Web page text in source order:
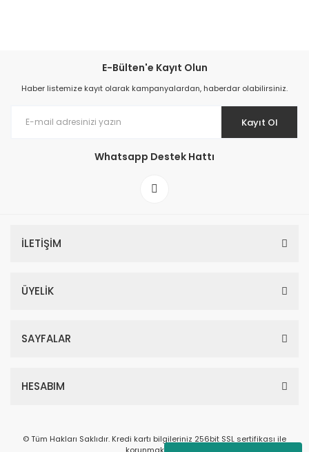
E-Bülten'e Kayıt Olun
Haber listemize kayıt olarak kampanyalardan, haberdar olabilirsiniz.
Kayıt Ol
Whatsapp Destek Hattı
İLETİŞİM
ÜYELİK
SAYFALAR
HESABIM
© Tüm Hakları Saklıdır. Kredi kartı bilgileriniz 256bit SSL sertifikası ile